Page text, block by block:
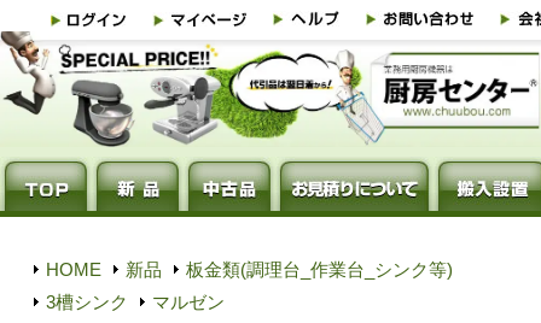
HOME 新品
板金類(調理台_作業台_シンク等)
3槽シンク
マルゼン